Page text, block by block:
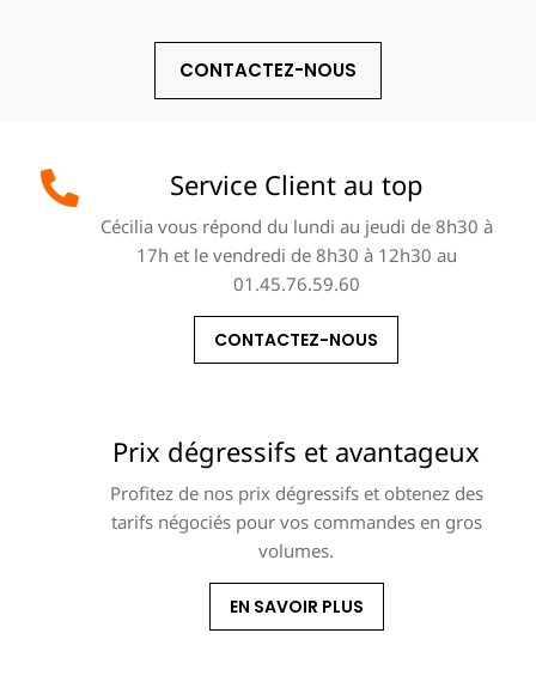
CONTACTEZ-NOUS
Service Client au top
Cécilia vous répond du lundi au jeudi de 8h30 à
17h et le vendredi de 8h30 à 12h30 au
01.45.76.59.60
CONTACTEZ-NOUS
Prix dégressifs et avantageux
Profitez de nos prix dégressifs et obtenez des
tarifs négociés pour vos commandes en gros
volumes.
EN SAVOIR PLUS